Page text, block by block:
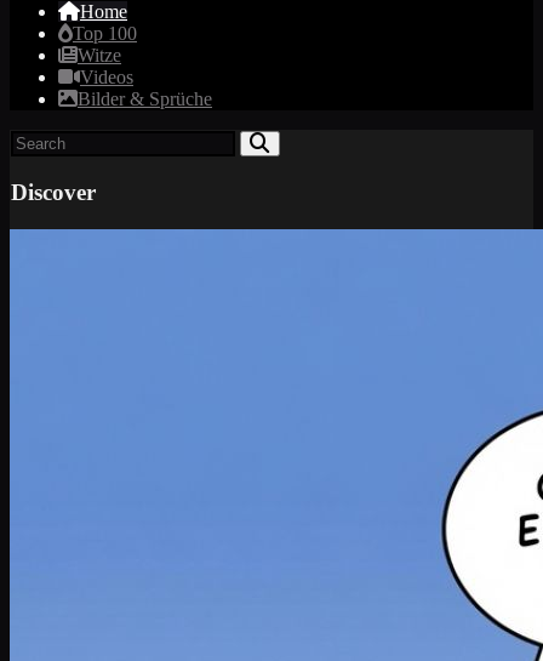
Home
Top 100
Witze
Videos
Bilder & Sprüche
Discover